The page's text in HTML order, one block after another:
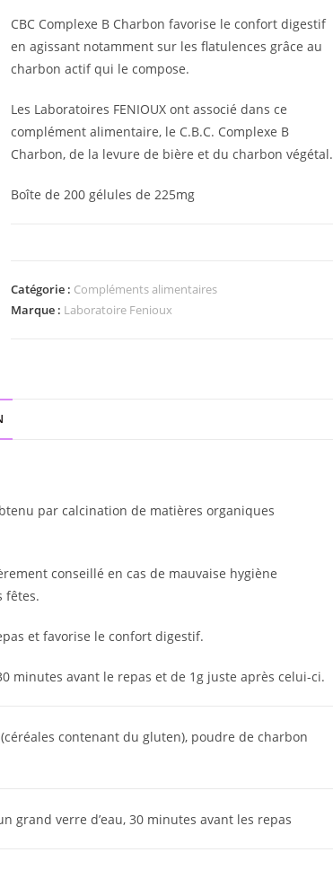
CBC Complexe B Charbon favorise le confort digestif
en agissant notamment sur les flatulences grâce au
charbon actif qui le compose.
Les Laboratoires FENIOUX ont associé dans ce
complément alimentaire, le C.B.C. Complexe B
Charbon, de la levure de bière et du charbon végétal.
Boîte de 200 gélules de 225mg
Catégorie : Compléments alimentaires
Marque : Laboratoire Fenioux
par calcination de matières organiques
conseillé en cas de mauvaise hygiène
fêtes.
et favorise le confort digestif.
minutes avant le repas et de 1g juste après celui-ci.
contenant du gluten), poudre de charbon
grand verre d’eau, 30 minutes avant les repas